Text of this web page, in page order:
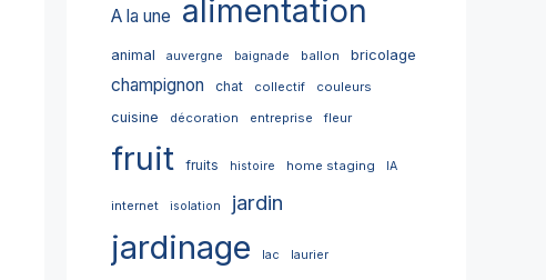
A la une alimentation
animal auvergne baignade ballon bricolage
champignon chat collectif couleurs
cuisine décoration entreprise fleur
fruit fruits histoire home staging IA
internet isolation jardin
jardinage lac laurier